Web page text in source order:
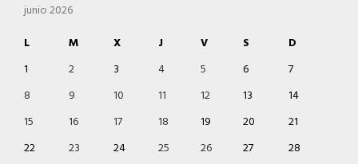
junio 2026
L
M X J V S
D
1
2 3 4 5 6
7
8
9 10 11 12 13
14
15
16 17 18 19 20
21
22
23 24 25 26 27
28